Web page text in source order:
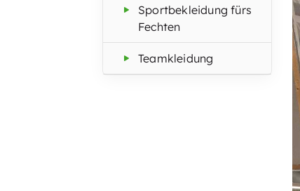
Sportbekleidung fürs
Fechten
Teamkleidung